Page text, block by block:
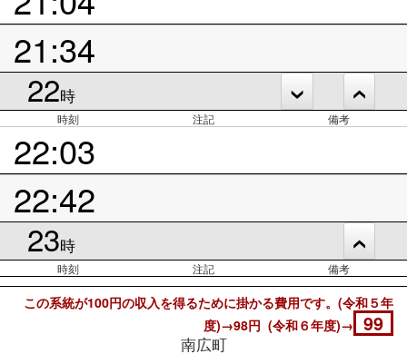
21:34
22時
時刻 注記 備考
22:03
22:42
23時
時刻 注記 備考
この系統が100円の収入を得るために掛かる費用です。(令和５年
度)→98円 (令和６年度)→ 99
南広町